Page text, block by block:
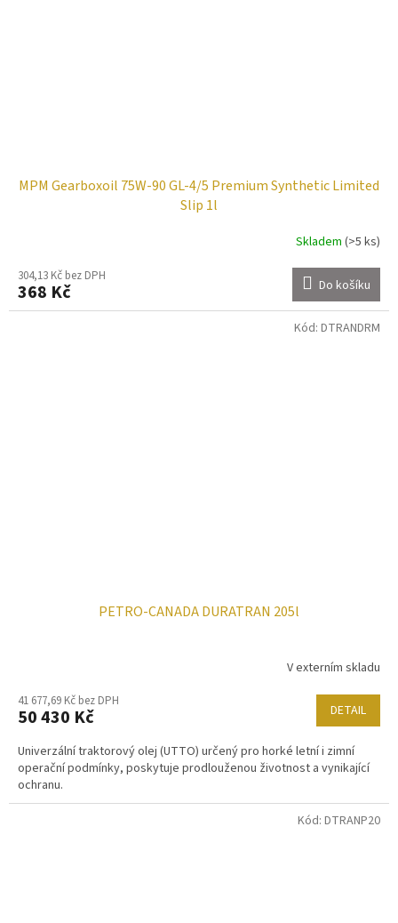
MPM Gearboxoil 75W-90 GL-4/5 Premium Synthetic Limited
Slip 1l
Skladem (>5 ks)
304,13 Kč bez DPH
368 Kč Do košíku
PETRO-CANADA DURATRAN 205l
V externím skladu
41 677,69 Kč bez DPH
50 430 Kč DETAIL
Univerzální traktorový olej (UTTO) určený pro horké letní i zimní
operační podmínky, poskytuje prodlouženou životnost a vynikající
ochranu.
Kód: DTRANDRM
Kód: DTRANP20